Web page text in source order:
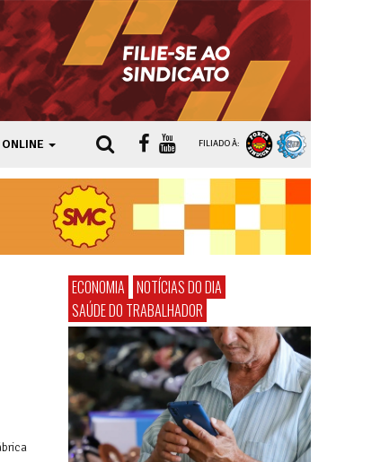
FILIADO À:
ECONOMIA NOTÍCIAS DO DIA
SAÚDE DO TRABALHADOR